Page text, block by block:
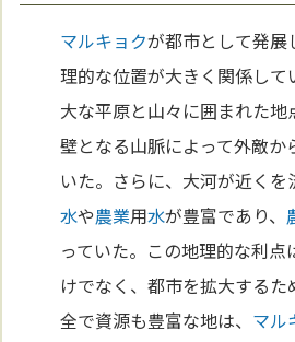
マルキョクが都市として発
理的な位置が大きく関係し
大な平原と山々に囲まれた地
壁となる山脈によって外敵か
いた。さらに、大河が近く
水や農業用水が豊富であり、
っていた。この地理的な利
けでなく、都市を拡大する
全で資源も豊富な地は、 マル